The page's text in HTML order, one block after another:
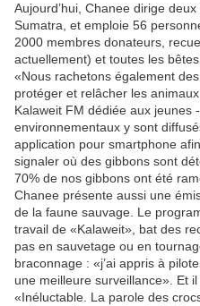
Aujourd’hui, Chanee dirige
Sumatra, et emploie 56
2000 membres donateurs,
actuellement) et toutes les
«Nous rachetons également
protéger et relâcher les
Kalaweit FM dédiée aux jeunes
environnementaux y sont
application pour smartphone
signaler où des gibbons sont
70% de nos gibbons ont été
Chanee présente aussi une
de la faune sauvage. Le
travail de «Kalaweit», bat des
pas en sauvetage ou en
braconnage : «j’ai appris à
une meilleure surveillance». Et
«Inéluctable. La parole des